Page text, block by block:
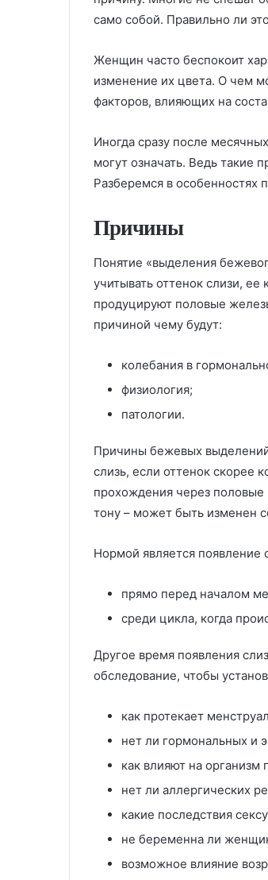
само собой. Правильно ли
Женщин часто беспокоит
изменение их цвета. О чем
факторов, влияющих на
Иногда сразу после
могут означать. Ведь такие
Разберемся в особенностях
Причины
Понятие «выделения
учитывать оттенок слизи,
продуцируют половые
причиной чему будут:
колебания в
физиология;
патологии.
Причины бежевых
слизь, если оттенок скорее
прохождения через
тону – может быть изменен
Нормой является появление
прямо перед началом
среди цикла, когда
Другое время появления
обследование, чтобы
как протекает
нет ли гормональных и
как влияют на
нет ли аллергических
какие последствия
не беременна ли
возможное влияние